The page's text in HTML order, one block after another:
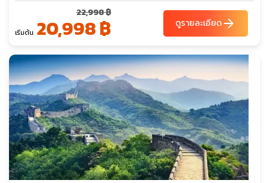
เริ่มต้น
22,998 ฿
20,998 ฿ ดูรายละเอียดarrow_forward